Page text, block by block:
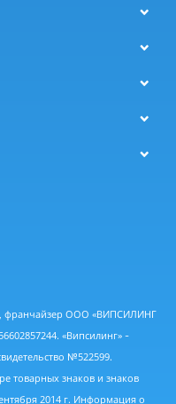
франчайзер ООО «ВИПСИЛИНГ
«Випсилинг» -
№522599.
товарных знаков и знаков
2014 г. Информация о